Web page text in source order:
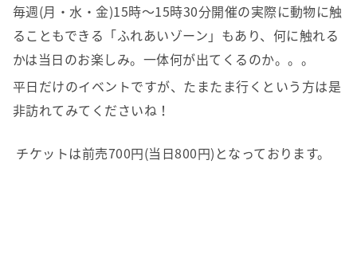
毎週(月・水・金)15時～15時30分開催の実際に動物に触
ることもできる「ふれあいゾーン」もあり、何に触れる
かは当日のお楽しみ。一体何が出てくるのか。。。
平日だけのイベントですが、たまたま行くという方は是
非訪れてみてくださいね！
チケットは前売700円(当日800円)となっております。